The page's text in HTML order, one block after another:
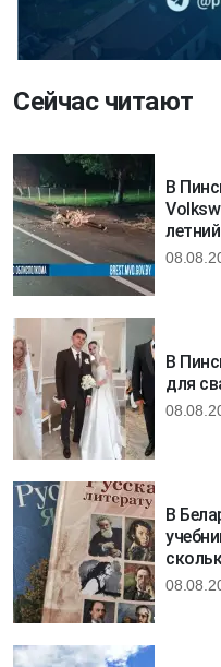
Сейчас читают
В
В
для
В